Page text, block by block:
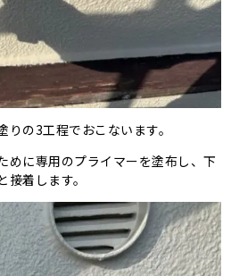
の3工程でおこないます。
めに専用のプライマーを塗布し、下
着します。